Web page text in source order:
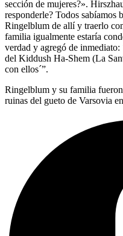
sección de mujeres?».
responderle? Todos sabíamos
Ringelblum de allí y traerlo
familia igualmente estaría
verdad y agregó de
del Kiddush Ha-Shem (La
con ellos´”.
Ringelblum y su familia
ruinas del gueto de Varsovia